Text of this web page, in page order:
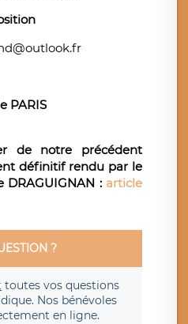
PARIS
de notre précédent
définitif rendu par le
: article
?
toutes vos questions
Nos bénévoles
en ligne.